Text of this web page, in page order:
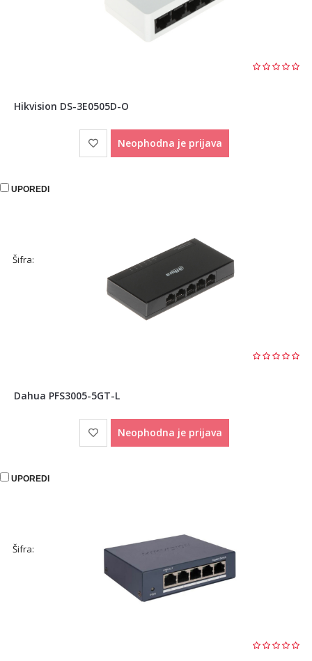
Hikvision DS-3E0505D-O
Neophodna je prijava
UPOREDI
Šifra:
Dahua PFS3005-5GT-L
Neophodna je prijava
UPOREDI
Šifra: